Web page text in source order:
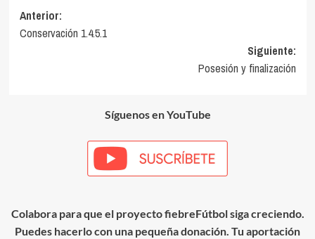
Navegación
de
Anterior:
Conservación 1.4.5.1
Siguiente:
Posesión y finalización
Síguenos en YouTube
Colabora para que el proyecto fiebreFútbol siga creciendo.
Puedes hacerlo con una pequeña donación. Tu aportación